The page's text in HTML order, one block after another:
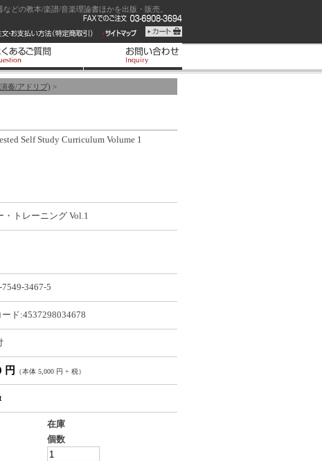
どの教本/楽譜/音楽理論書ほかを出版・販売。
奏/アドリブ) >
Self Study Curriculum Volume 1
・トレーニング Vol.1
7549-3467-5
ード:4537298034678
円 （本体 5,000 円 + 税）
在庫
個数